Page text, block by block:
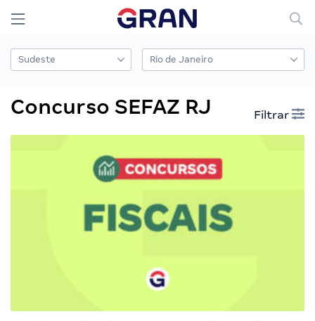
Concurso SEFAZ RJ Filtrar